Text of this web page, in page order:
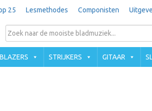
25 Lesmethodes Componisten
STRIJKERS GITAAR